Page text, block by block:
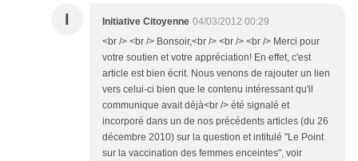
I Initiative Citoyenne 04/03/2012 00:29
<br /> <br /> Bonsoir,<br /> <br /> <br /> Merci pour
votre soutien et votre appréciation! En effet, c'est
article est bien écrit. Nous venons de rajouter un lien
vers celui-ci bien que le contenu intéressant qu'il
communique avait déjà<br /> été signalé et
incorporé dans un de nos précédents articles (du 26
décembre 2010) sur la question et intitulé "Le Point
sur la vaccination des femmes enceintes", voir